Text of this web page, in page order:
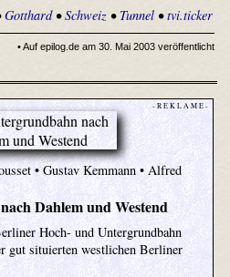
Gotthard•Schweiz• Tunnel•tvi.ticker
• Auf epilog.de am 30. Mai 2003 veröffentlicht
- R E K L A M E -
• Gustav Kemmann • Alfred
Dahlem und Westend
Hoch- und Untergrundbahn
gut situierten westlichen Berliner